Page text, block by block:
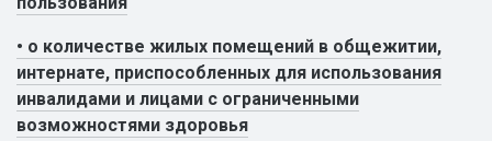
• о количестве жилых помещений в общежитии,
интернате, приспособленных для использования
инвалидами и лицами с ограниченными
возможностями здоровья